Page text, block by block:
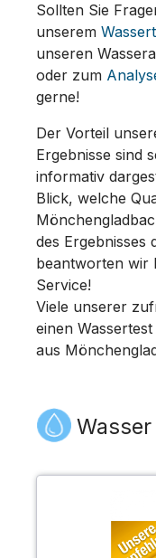
Sollten Sie
unserem
unseren
oder zum
gerne!
Der Vorteil
Ergebnisse sind
informativ
Blick, welche
des Ergebnisses
beantworten wir
Service!
Viele unserer
einen
aus